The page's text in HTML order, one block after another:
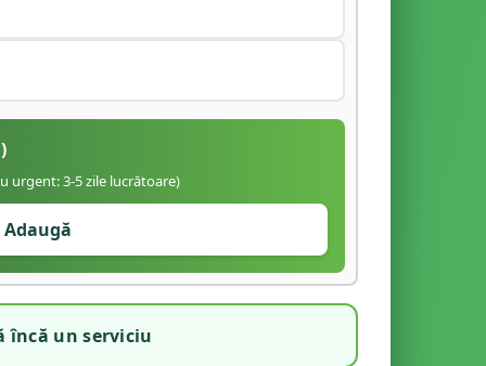
urgent: 3-5 zile lucrătoare)
Adaugă
încă un serviciu